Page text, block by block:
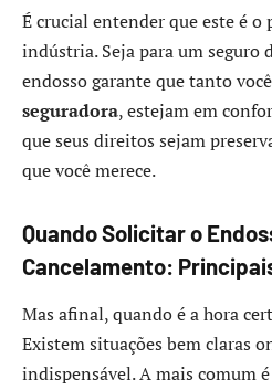
É crucial entender que este é
indústria. Seja para um seguro
endosso garante que tanto
seguradora, estejam em
que seus direitos sejam
que você merece.
Quando Solicitar o
Cancelamento:
Mas afinal, quando é a hora
Existem situações bem claras
indispensável. A mais comum